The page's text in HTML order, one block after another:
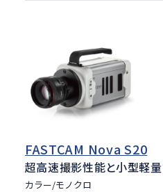
FASTCAM Nova S20
超高速撮影性能と小型軽
カラー/モノクロ